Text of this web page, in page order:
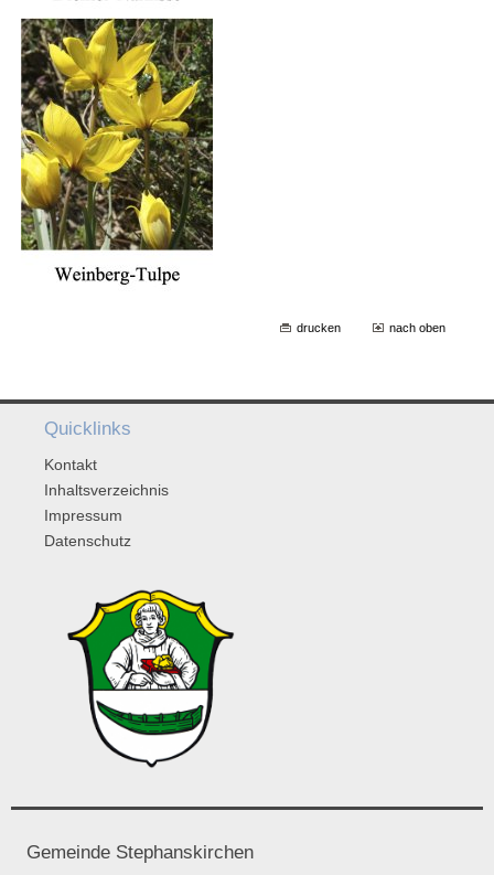
drucken nach oben
Quicklinks
Kontakt
Inhaltsverzeichnis
Impressum
Datenschutz
Gemeinde Stephanskirchen